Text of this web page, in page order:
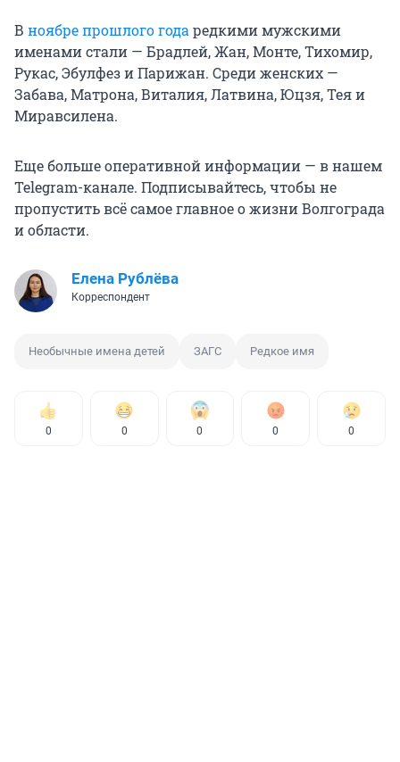
В ноябре прошлого годаредкими мужскими
именами стали — Брадлей, Жан, Монте, Тихомир,
Рукас, Эбулфез и Парижан. Среди женских —
Забава, Матрона, Виталия, Латвина, Юцзя, Тея и
Миравсилена.
Еще больше оперативной информации — в нашем
Telegram-канале. Подписывайтесь, чтобы не
пропустить всё самое главное о жизни Волгограда
и области.
Елена Рублёва
Корреспондент
Необычные имена детей ЗАГС Редкое имя
0 0 0 0 0